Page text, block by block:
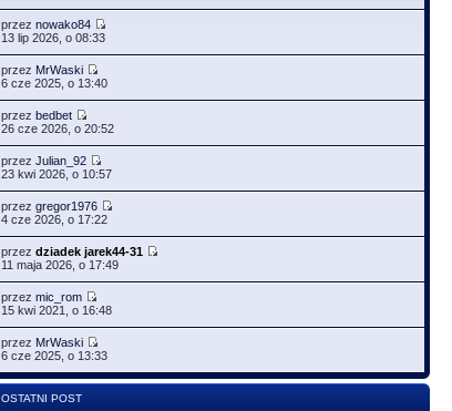
przeznowako84
13 lip 2026, o 08:33
przez MrWaski
6 cze 2025, o 13:40
przezbedbet
26 cze 2026, o 20:52
przezJulian_92
23 kwi 2026, o 10:57
przezgregor1976
4 cze 2026, o 17:22
przezdziadek jarek44-31
11 maja 2026, o 17:49
przezmic_rom
15 kwi 2021, o 16:48
przez MrWaski
6 cze 2025, o 13:33
OSTATNI POST